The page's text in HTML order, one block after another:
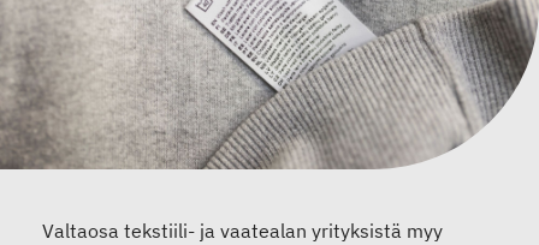
Valtaosa tekstiili- ja vaatealan yrityksistä myy